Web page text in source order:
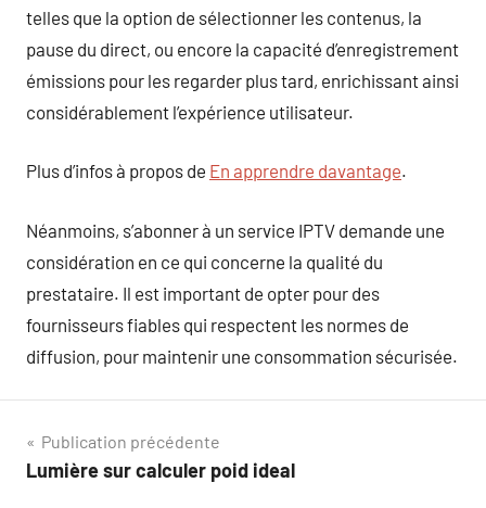
telles que la option de sélectionner les contenus, la
pause du direct, ou encore la capacité d’enregistrement
émissions pour les regarder plus tard, enrichissant ainsi
considérablement l’expérience utilisateur.
Plus d’infos à propos de En apprendre davantage.
Néanmoins, s’abonner à un service IPTV demande une
considération en ce qui concerne la qualité du
prestataire. Il est important de opter pour des
fournisseurs fiables qui respectent les normes de
diffusion, pour maintenir une consommation sécurisée.
Navigation
de
Publication précédente
Lumière sur calculer poid ideal